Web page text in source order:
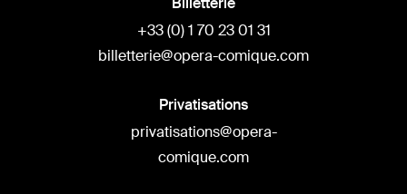
+33 (0) 1 70 23 01 31
billetterie@opera-comique.com
Privatisations
privatisations@opera-
comique.com